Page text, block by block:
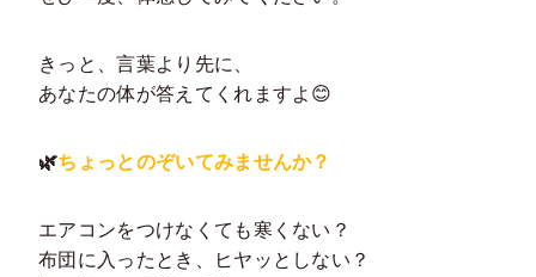
きっと、言葉より先に、
あなたの体が答えてくれますよ😊
🌿ちょっとのぞいてみませんか？
エアコンをつけなくても寒くない？
布団に入ったとき、ヒヤッとしない？